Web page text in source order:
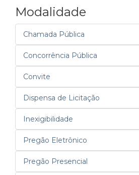
Modalidade
Chamada Pública
Concorrência Pública
Convite
Dispensa de Licitação
Inexigibilidade
Pregão Eletrônico
Pregão Presencial